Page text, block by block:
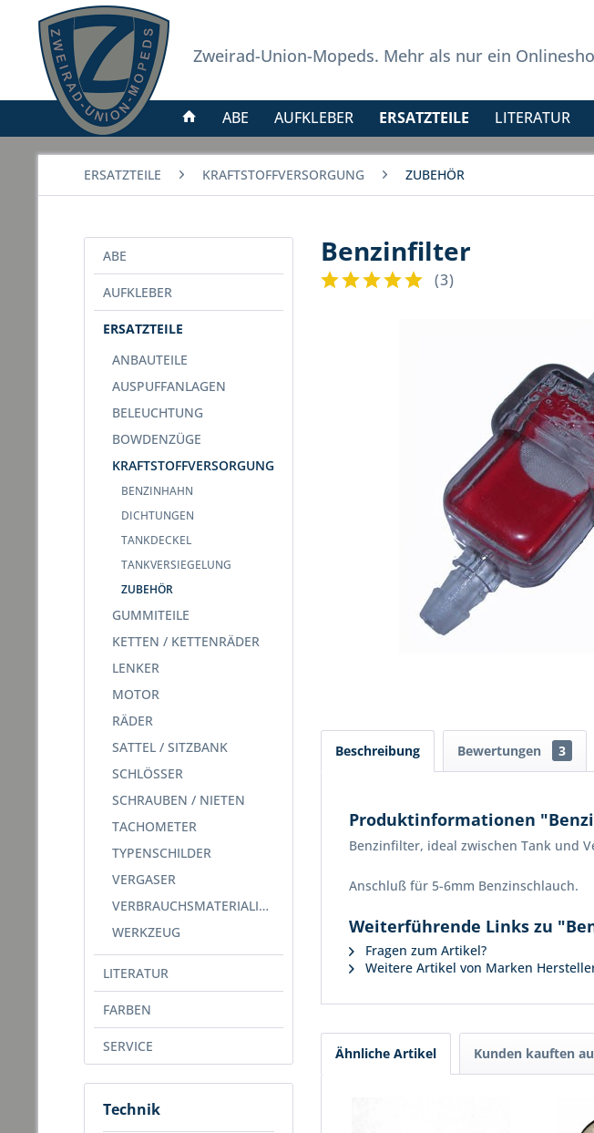
Zweirad-Union-Mopeds. Mehr als nur ein
ABE AUFKLEBER ERSATZTEILE LITERATUR
ERSATZTEILE KRAFTSTOFFVERSORGUNG ZUBEHÖR
ABE
AUFKLEBER
ERSATZTEILE
ANBAUTEILE
AUSPUFFANLAGEN
BELEUCHTUNG
BOWDENZÜGE
KRAFTSTOFFVERSORGUNG
BENZINHAHN
DICHTUNGEN
TANKDECKEL
TANKVERSIEGELUNG
ZUBEHÖR
GUMMITEILE
KETTEN / KETTENRÄDER
LENKER
MOTOR
RÄDER
SATTEL / SITZBANK
SCHLÖSSER
SCHRAUBEN / NIETEN
TACHOMETER
TYPENSCHILDER
VERGASER
VERBRAUCHSMATERIALIEN
WERKZEUG
LITERATUR
FARBEN
SERVICE
Technik
Benzinfilter
(3)
Beschreibung Bewertungen 3
Produktinformationen
Benzinfilter, ideal zwischen Tank und
Anschluß für 5-6mm Benzinschlauch.
Weiterführende Links zu
Fragen zum Artikel?
Weitere Artikel von Marken
Ähnliche Artikel Kunden kauften